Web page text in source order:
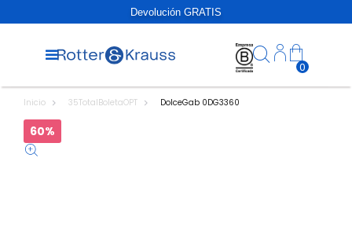
Devolución GRATIS
0
Inicio 35TotalBoletaOPT DolceGab 0DG3360
60%